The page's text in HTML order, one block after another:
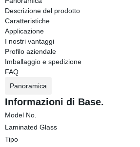
Descrizione del prodotto
Caratteristiche
Applicazione
I nostri vantaggi
Profilo aziendale
Imballaggio e spedizione
FAQ
Panoramica
Informazioni di Base.
Model No.
Laminated Glass
Tipo